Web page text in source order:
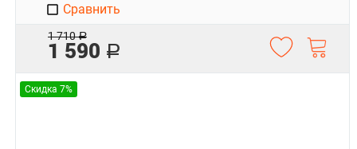
1 710 Р
1 590 Р
Сравнить
Скидка 7%